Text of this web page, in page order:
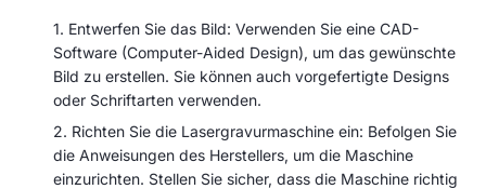
Entwerfen Sie das Bild: Verwenden Sie eine CAD-
Software (Computer-Aided Design), um das gewünschte
Bild zu erstellen. Sie können auch vorgefertigte Designs
oder Schriftarten verwenden.
Richten Sie die Lasergravurmaschine ein: Befolgen Sie
die Anweisungen des Herstellers, um die Maschine
einzurichten. Stellen Sie sicher, dass die Maschine richtig